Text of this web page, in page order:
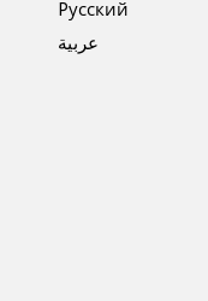
Pусский
عربية